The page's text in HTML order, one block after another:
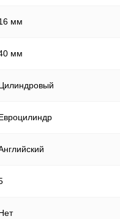
мм
мм